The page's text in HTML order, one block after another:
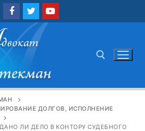
Найти:
ДОЛГОВ, ИСПОЛНЕНИЕ
ЛИ ДЕЛО В КОНТОРУ СУДЕБНОГО